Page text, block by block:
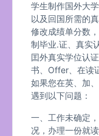
学生制作国外大
以及回国所需的
修改成绩单分数
制毕业.证、真实
囯外真实学位认
书、Offer、在读
如果您在英、加
遇到以下问题：
一、工作未确定
况，办理一份就